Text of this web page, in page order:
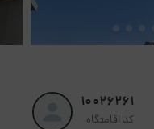
10026261
کد اقامتگاه